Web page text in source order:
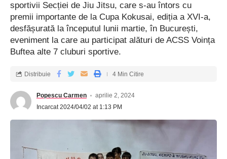
sportivii Secției de Jiu Jitsu, care s-au întors cu
premii importante de la Cupa Kokusai, ediția a XVI-a,
desfășurată la începutul lunii martie, în București,
eveniment la care au participat alături de ACSS Voința
Buftea alte 7 cluburi sportive.
Popescu Carmen
aprilie 2, 2024
Incarcat 2024/04/02 at 1:13 PM
Distribuie 4 Min Citire